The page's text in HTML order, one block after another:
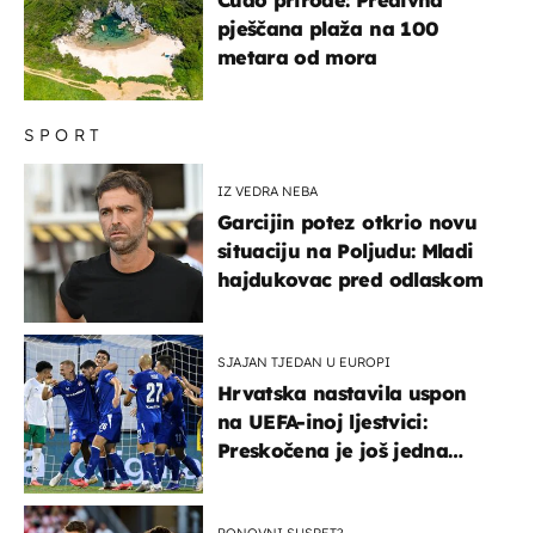
SPORT
IZ VEDRA NEBA
Garcijin potez otkrio novu
situaciju na Poljudu: Mladi
hajdukovac pred odlaskom
SJAJAN TJEDAN U EUROPI
Hrvatska nastavila uspon
na UEFA-inoj ljestvici:
Preskočena je još jedna
pješčana plaža na 100
metara od mora